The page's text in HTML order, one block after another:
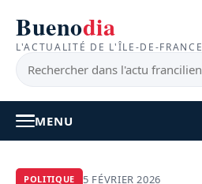
Buenodia
L'ACTUALITÉ DE L'ÎLE-DE-FRANCE
MENU
POLITIQUE 5 FÉVRIER 2026